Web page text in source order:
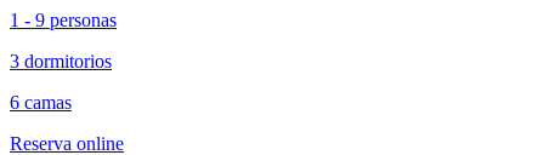
1 - 9 personas
3 dormitorios
6 camas
Reserva online